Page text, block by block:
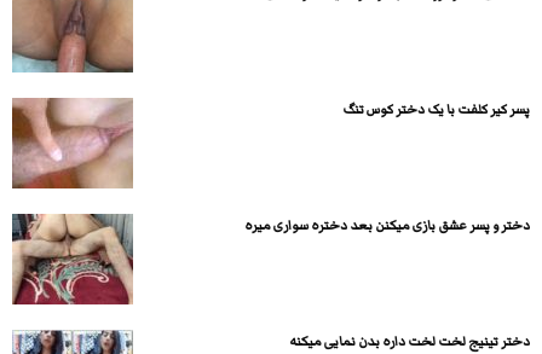
پسر کیر کلفت با یک دختر کوس تنگ
دختر و پسر عشق بازی میکنن بعد دختره سواری میره
دختر تینیج لخت لخت داره بدن نمایی میکنه